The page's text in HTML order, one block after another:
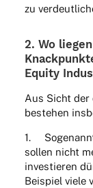
zu
2. Wo
Equity
Aus Sicht der
bestehen
1.
sollen nicht
inves­tie­ren
Beispiel viele